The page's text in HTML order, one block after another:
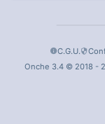
C.G.U.
Onche 3.4 © 2018 -